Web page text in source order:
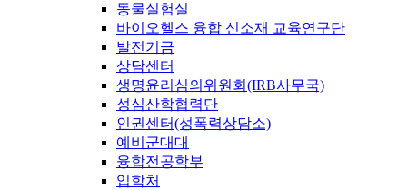
동물실험실
바이오헬스 융합 신소재 교육연구단
발전기금
상담센터
생명윤리심의위원회(IRB사무국)
성심산학협력단
인권센터(성폭력상담소)
예비군대대
융합전공학부
입학처